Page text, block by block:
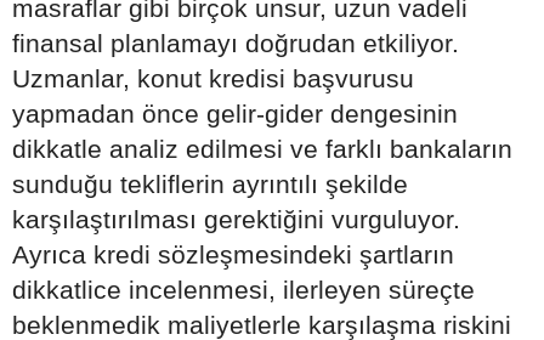
masraflar gibi birçok unsur, uzun vadeli
finansal planlamayı doğrudan etkiliyor.
Uzmanlar, konut kredisi başvurusu
yapmadan önce gelir-gider dengesinin
dikkatle analiz edilmesi ve farklı bankaların
sunduğu tekliflerin ayrıntılı şekilde
karşılaştırılması gerektiğini vurguluyor.
Ayrıca kredi sözleşmesindeki şartların
dikkatlice incelenmesi, ilerleyen süreçte
beklenmedik maliyetlerle karşılaşma riskini